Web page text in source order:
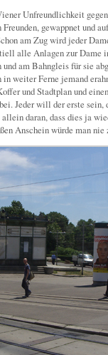
Unfreundlichkeit
gewappnet und
am Zug wird jeder
alle Anlagen zur Dame
und am Bahngleis für sie
weiter Ferne jemand
und Stadtplan und
Jeder will der erste sein,
daran, dass dies ja
Anschein würde man nie